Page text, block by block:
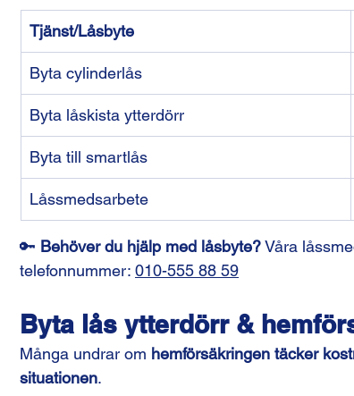
Tjänst/Låsbyte
Byta cylinderlås
Byta låskista ytterdörr
Byta till smartlås
Låssmedsarbete
🔑 Behöver du hjälp med låsbyte? Våra
telefonnummer: 010-555 88 59
Byta lås ytterdörr &
Många undrar om hemförsäkringen täcker
situationen.